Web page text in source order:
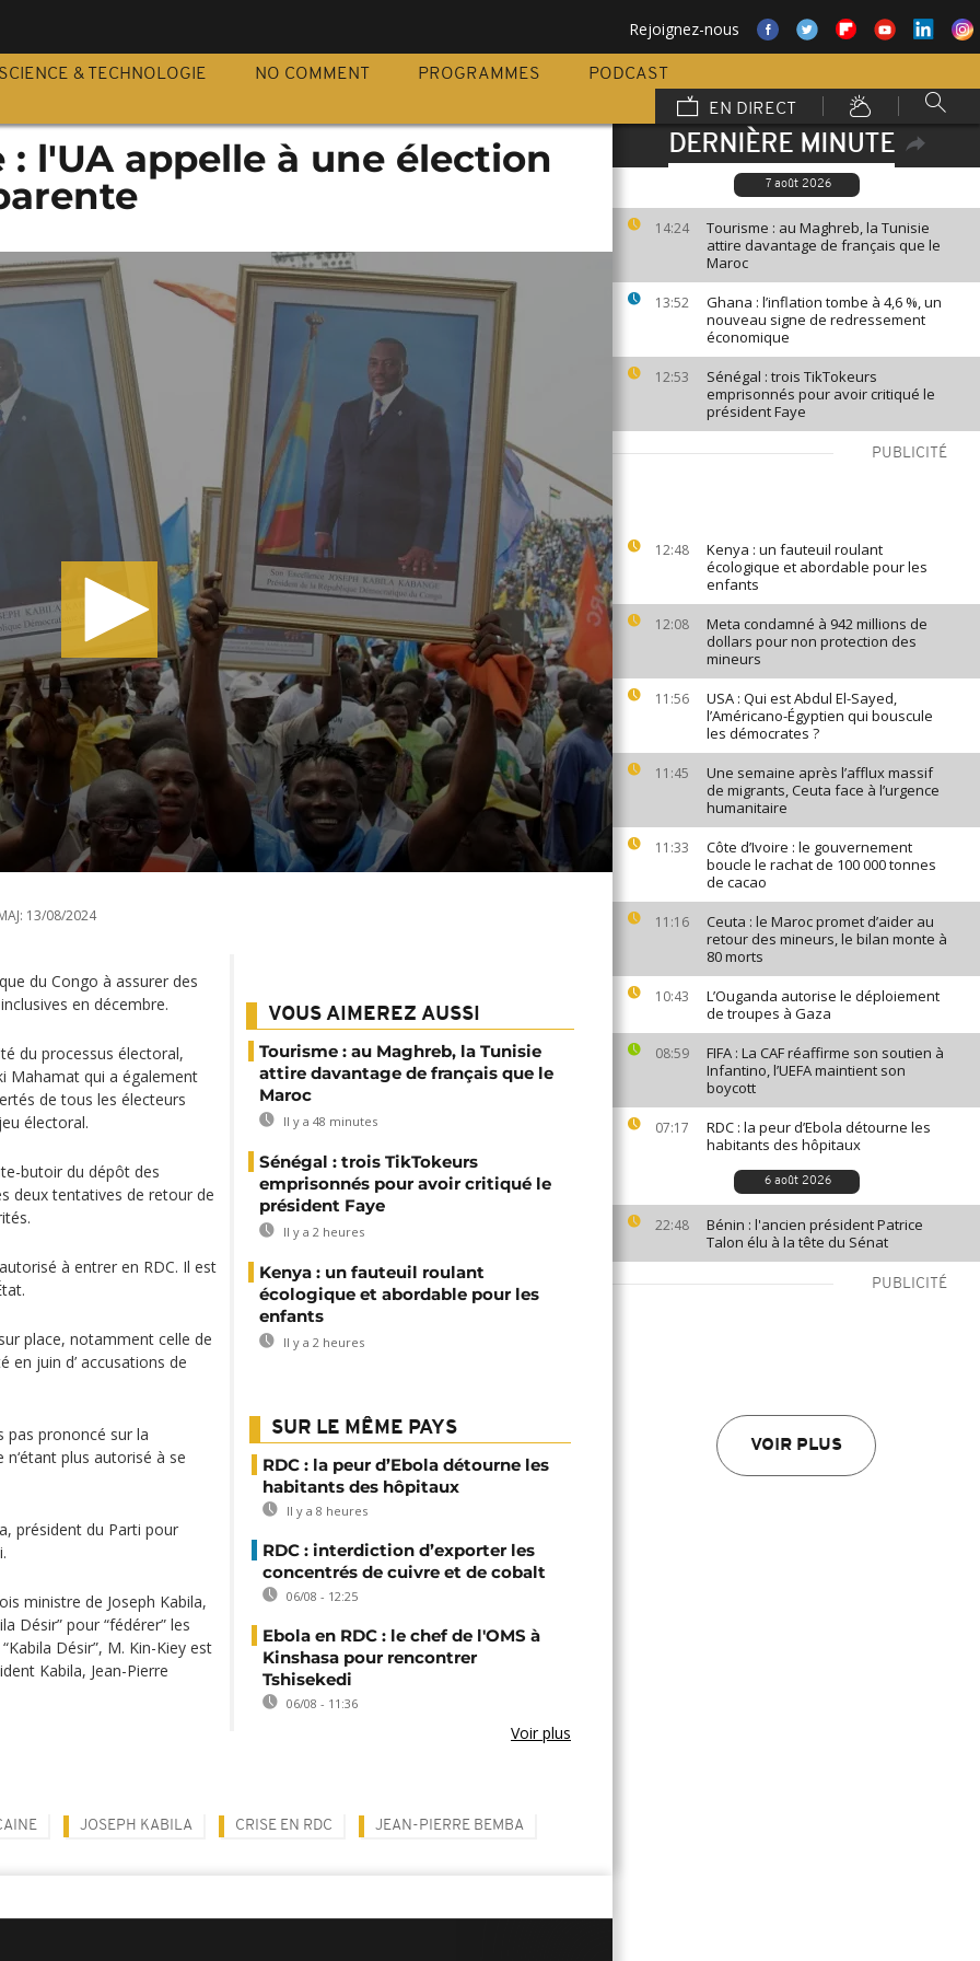
Rejoignez-nous
SCIENCE & TECHNOLOGIE NO COMMENT PROGRAMMES
PODCAST
EN DIRECT
DERNIÈRE MINUTE
7 août 2026
14:24
Tourisme : au Maghreb, la Tunisie
attire davantage de français que le
Maroc
13:52
Ghana : l’inflation tombe à 4,6 %, un
nouveau signe de redressement
économique
12:53
Sénégal : trois TikTokeurs
emprisonnés pour avoir critiqué le
président Faye
PUBLICITÉ
12:48
Kenya : un fauteuil roulant
écologique et abordable pour les
enfants
12:08
Meta condamné à 942 millions de
dollars pour non protection des
mineurs
11:56
USA : Qui est Abdul El-Sayed,
l’Américano-Égyptien qui bouscule
les démocrates ?
11:45
Une semaine après l’afflux massif
de migrants, Ceuta face à l’urgence
humanitaire
11:33
Côte d’Ivoire : le gouvernement
boucle le rachat de 100 000 tonnes
de cacao
11:16
Ceuta : le Maroc promet d’aider au
retour des mineurs, le bilan monte à
80 morts
10:43
L’Ouganda autorise le déploiement
de troupes à Gaza
08:59
FIFA : La CAF réaffirme son soutien à
Infantino, l’UEFA maintient son
boycott
07:17
RDC : la peur d’Ebola détourne les
habitants des hôpitaux
6 août 2026
22:48
Bénin : l'ancien président Patrice
Talon élu à la tête du Sénat
PUBLICITÉ
VOIR PLUS
l'UA appelle à une élection
13/08/2024
du Congo à assurer des
en décembre.
du processus électoral,
Mahamat qui a également
de tous les électeurs
électoral.
butoir du dépôt des
deux tentatives de retour de
à entrer en RDC. Il est
place, notamment celle de
en juin d’ accusations de
pas prononcé sur la
plus autorisé à se
président du Parti pour
ministre de Joseph Kabila,
Désir” pour “fédérer” les
Désir”, M. Kin-Kiey est
Kabila, Jean-Pierre
VOUS AIMEREZ AUSSI
Tourisme : au Maghreb, la Tunisie
attire davantage de français que le
Maroc
Il y a 48 minutes
Sénégal : trois TikTokeurs
emprisonnés pour avoir critiqué le
président Faye
Il y a 2 heures
Kenya : un fauteuil roulant
écologique et abordable pour les
enfants
Il y a 2 heures
SUR LE MÊME PAYS
RDC : la peur d’Ebola détourne les
habitants des hôpitaux
Il y a 8 heures
RDC : interdiction d’exporter les
concentrés de cuivre et de cobalt
06/08 - 12:25
Ebola en RDC : le chef de l'OMS à
Kinshasa pour rencontrer
Tshisekedi
06/08 - 11:36
Voir plus
JOSEPH KABILA CRISE EN RDC JEAN-PIERRE BEMBA